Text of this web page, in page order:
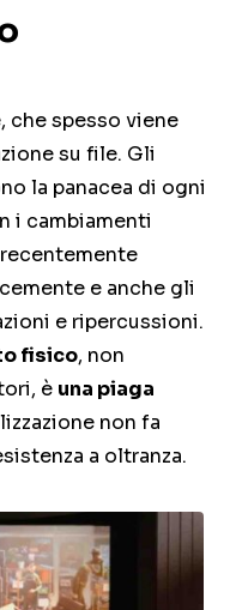
che spesso viene
su file. Gli
la panacea di ogni
i cambiamenti
e anche gli
e ripercussioni.
fisico, non
è una piaga
non fa
a oltranza.